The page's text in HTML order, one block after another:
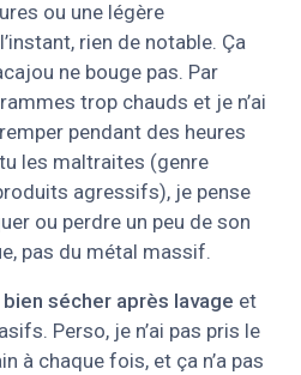
ou une légère
rien de notable. Ça
ne bouge pas. Par
trop chauds et je n’ai
pendant des heures
les maltraites (genre
agressifs), je pense
ou perdre un peu de son
pas du métal massif.
bien sécher après lavage et
Perso, je n’ai pas pris le
à chaque fois, et ça n’a pas